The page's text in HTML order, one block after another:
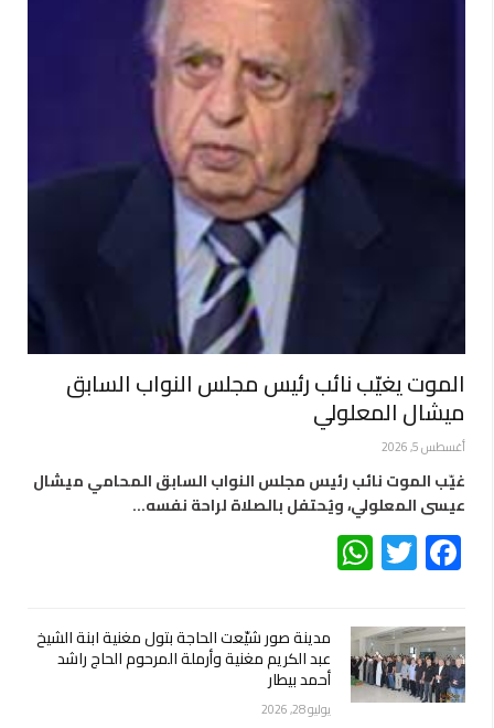
الموت يغيّب نائب رئيس مجلس النواب السابق
ميشال المعلولي
أغسطس 5, 2026
غيّب الموت نائب رئيس مجلس النواب السابق المحامي ميشال
عيسى المعلولي، ويُحتفل بالصلاة لراحة نفسه…
Facebook
Twitter
مدينة صور شيّعت الحاجة بتول مغنية ابنة الشيخ
عبد الكريم مغنية وأرملة المرحوم الحاج راشد
أحمد بيطار
يوليو 28, 2026